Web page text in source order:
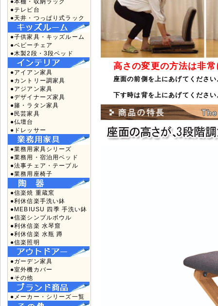
●テレビ台
●天井・つっぱり式ラック
●子供家具・キッズルーム
●ベビーチェア
●木製2段・3段ベッド
●アイアン家具
●カントリー調家具
●アジアン家具
●デザイナーズ家具
●籐・ラタン家具
●民芸家具
●仏壇台
●ドレッサー
●業務用家具シリーズ
●業務用・宿泊用ベッド
●法事チェア・テーブル
●業務用座椅子
●信楽焼 重蔵窯
●利休信楽手洗い鉢
●MEBIUSU 四季 手洗い鉢
●信楽シンプルボウル
●利休信楽 水琴窟
●利休信楽 水瓶 蹲
●信楽照明
●ガーデン家具
●室外機カバー
●その他
●メーカー・シリーズ一覧
高さの変更の方法は非
座面の前側を上にあげてくだ
下す時は背を上にあげてくださ